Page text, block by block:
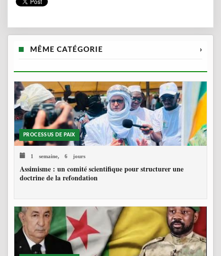
MÊME CATÉGORIE ›
PROCESSUS DE PAIX
1 semaine, 6 jours
Assimisme : un comité scientifique pour structurer une
doctrine de la refondation